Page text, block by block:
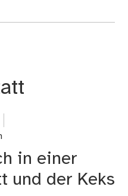
in einer
und der Keks